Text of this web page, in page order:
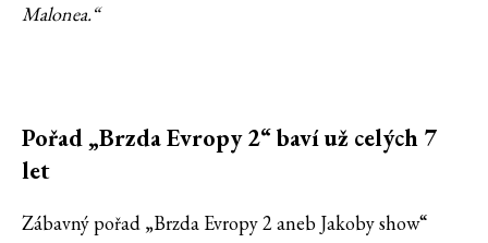
Malonea.“
Pořad „Brzda Evropy 2“ baví už celých 7
let
Zábavný pořad „Brzda Evropy 2 aneb Jakoby show“